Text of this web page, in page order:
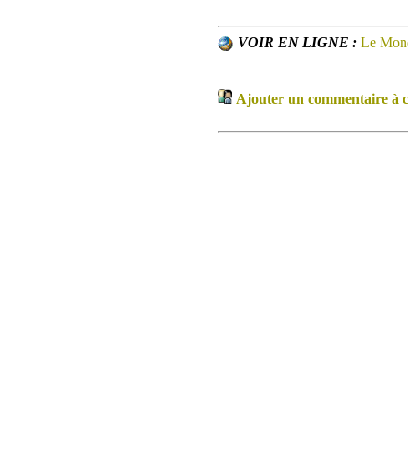
VOIR EN LIGNE : Le
Ajouter un commentaire à